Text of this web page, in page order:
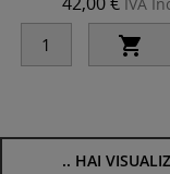

.. HAI